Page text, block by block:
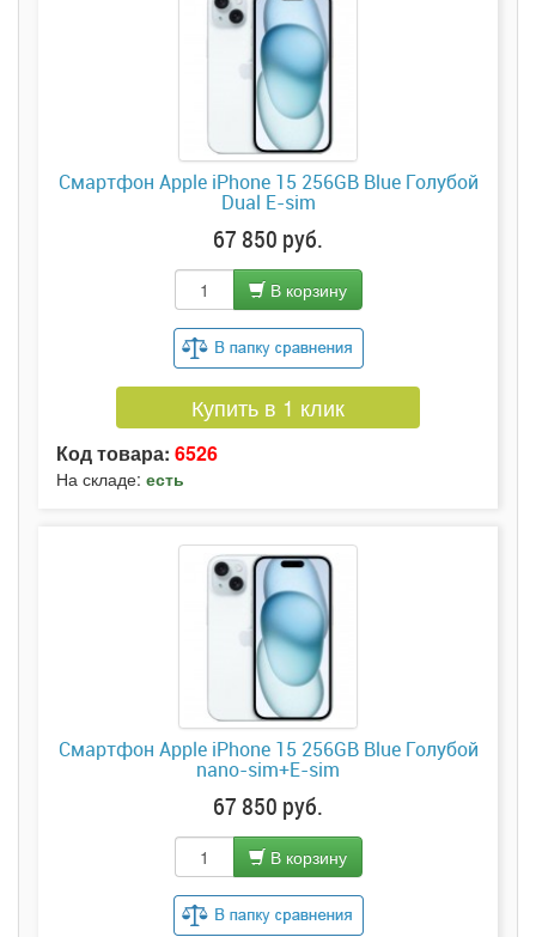
Смартфон Apple iPhone 15 256GB Blue Голубой
Dual E-sim
67 850 руб.
В корзину
Купить в 1 клик
Код товара: 6526
На складе: есть
Смартфон Apple iPhone 15 256GB Blue Голубой
nano-sim+E-sim
67 850 руб.
В корзину